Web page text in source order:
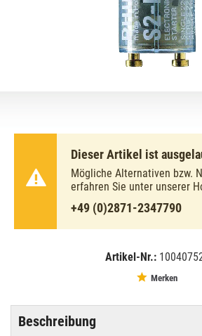
Dieser Artikel ist
Mögliche Alternativen bzw.
erfahren Sie unter unserer
+49 (0)2871-2347790
Artikel-Nr.:
Merken
Beschreibung